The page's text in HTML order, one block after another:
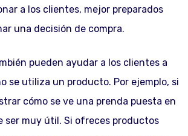
a los clientes, mejor preparados
una decisión de compra.
pueden ayudar a los clientes a
se utiliza un producto. Por ejemplo, si
cómo se ve una prenda puesta en
ser muy útil. Si ofreces productos